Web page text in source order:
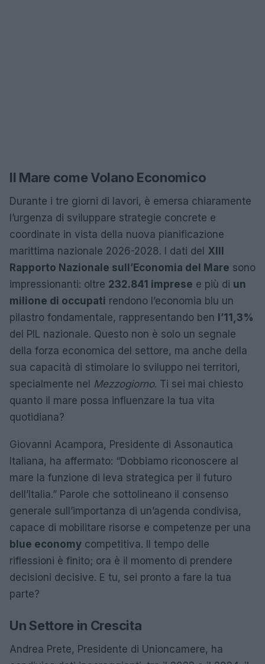
Il Mare come Volano Economico
Durante i tre giorni di lavori, è emersa chiaramente
l’urgenza di sviluppare strategie concrete e
coordinate in vista della nuova pianificazione
marittima nazionale 2026-2028. I dati del XIII
Rapporto Nazionale sull’Economia del Mare sono
impressionanti: oltre 232.841 imprese e più di un
milione di occupati rendono l’economia blu un
pilastro fondamentale, rappresentando ben l’11,3%
del PIL nazionale. Questo non è solo un segnale
della forza economica del settore, ma anche della
sua capacità di stimolare lo sviluppo nei territori,
specialmente nel Mezzogiorno. Ti sei mai chiesto
quanto il mare possa influenzare la tua vita
quotidiana?
Giovanni Acampora, Presidente di Assonautica
Italiana, ha affermato: “Dobbiamo riconoscere al
mare la funzione di leva strategica per il futuro
dell’Italia.” Parole che sottolineano il consenso
generale sull’importanza di un’agenda condivisa,
capace di mobilitare risorse e competenze per una
blue economy competitiva. Il tempo delle
riflessioni è finito; ora è il momento di prendere
decisioni decisive. E tu, sei pronto a fare la tua
parte?
Un Settore in Crescita
Andrea Prete, Presidente di Unioncamere, ha